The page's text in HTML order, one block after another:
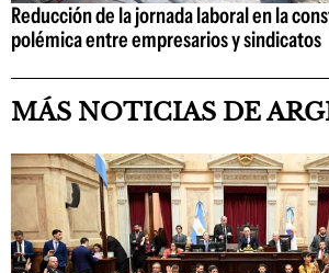
Reducción de la jornada laboral en la
polémica entre empresarios y sindicatos
MÁS NOTICIAS DE